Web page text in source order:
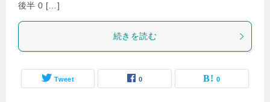
後半 0 […]
続きを読む
Tweet 0 0